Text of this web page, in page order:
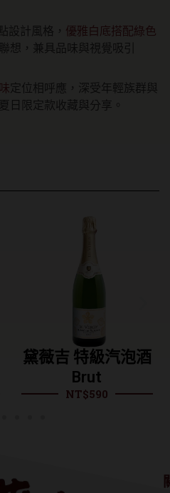
設計風格， 優雅白底搭配綠色
想，兼具品味與視覺吸引
定位相呼應，深受年輕族群與
日限定款收藏與分享。
黛薇吉 特級汽泡酒
Brut
NT$590